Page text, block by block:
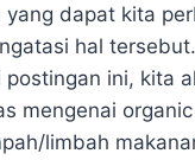
yang dapat kita
hal
postingan ini, kita
mengenai
limbah